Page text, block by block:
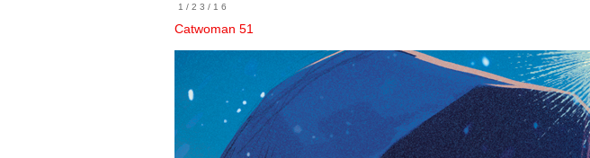
1/23/16
Catwoman 51